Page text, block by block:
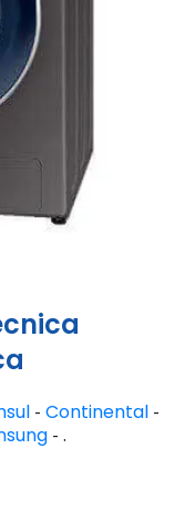
- Continental -
- .